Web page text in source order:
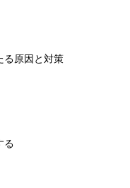
る原因と対策
る